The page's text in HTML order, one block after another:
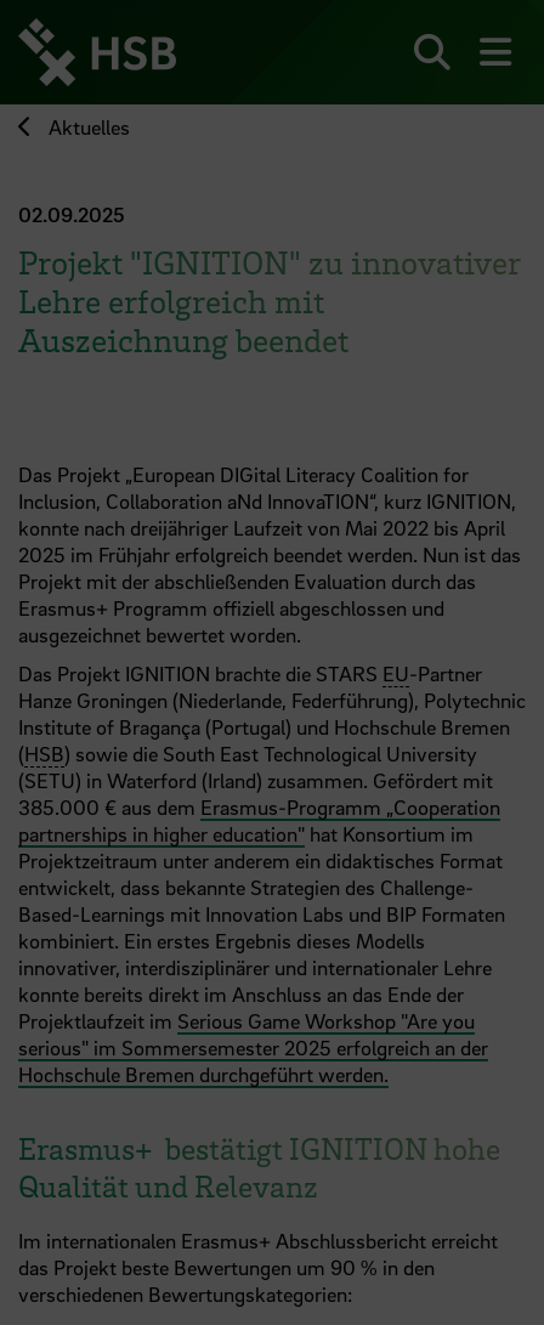
zum
Seiteninhalt
springen
Aktuelles
02.09.2025
Projekt "IGNITION" zu innovativer
Lehre erfolgreich mit
Auszeichnung beendet
Das Projekt „European DIGital Literacy Coalition for
Inclusion, Collaboration aNd InnovaTION“, kurz IGNITION,
konnte nach dreijähriger Laufzeit von Mai 2022 bis April
2025 im Frühjahr erfolgreich beendet werden. Nun ist das
Projekt mit der abschließenden Evaluation durch das
Erasmus+ Programm offiziell abgeschlossen und
ausgezeichnet bewertet worden.
Das Projekt IGNITION brachte die STARS EU-Partner
Hanze Groningen (Niederlande, Federführung), Polytechnic
Institute of Bragança (Portugal) und Hochschule Bremen
(HSB) sowie die South East Technological University
(SETU) in Waterford (Irland) zusammen. Gefördert mit
385.000 € aus dem Erasmus-Programm „Cooperation
partnerships in higher education" hat Konsortium im
Projektzeitraum unter anderem ein didaktisches Format
entwickelt, dass bekannte Strategien des Challenge-
Based-Learnings mit Innovation Labs und BIP Formaten
kombiniert. Ein erstes Ergebnis dieses Modells
innovativer, interdisziplinärer und internationaler Lehre
konnte bereits direkt im Anschluss an das Ende der
Projektlaufzeit im Serious Game Workshop "Are you
serious" im Sommersemester 2025 erfolgreich an der
Hochschule Bremen durchgeführt werden.
Erasmus+ bestätigt IGNITION hohe
Qualität und Relevanz
Im internationalen Erasmus+ Abschlussbericht erreicht
das Projekt beste Bewertungen um 90 % in den
verschiedenen Bewertungskategorien: